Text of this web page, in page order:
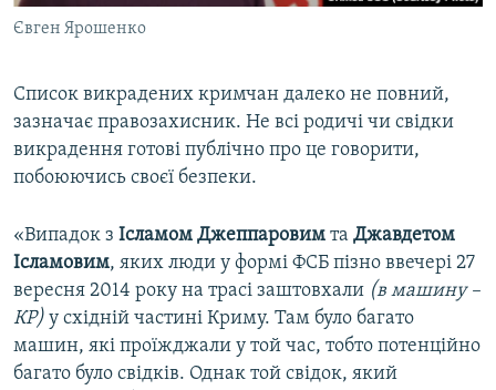
Євген Ярошенко
Список викрадених кримчан далеко не повний,
зазначає правозахисник. Не всі родичі чи свідки
викрадення готові публічно про це говорити,
побоюючись своєї безпеки.
«Випадок з Ісламом Джеппаровим та Джавдетом
Ісламовим, яких люди у формі ФСБ пізно ввечері 27
вересня 2014 року на трасі заштовхали (в машину –
КР) у східній частині Криму. Там було багато
машин, які проїжджали у той час, тобто потенційно
багато було свідків. Однак той свідок, який